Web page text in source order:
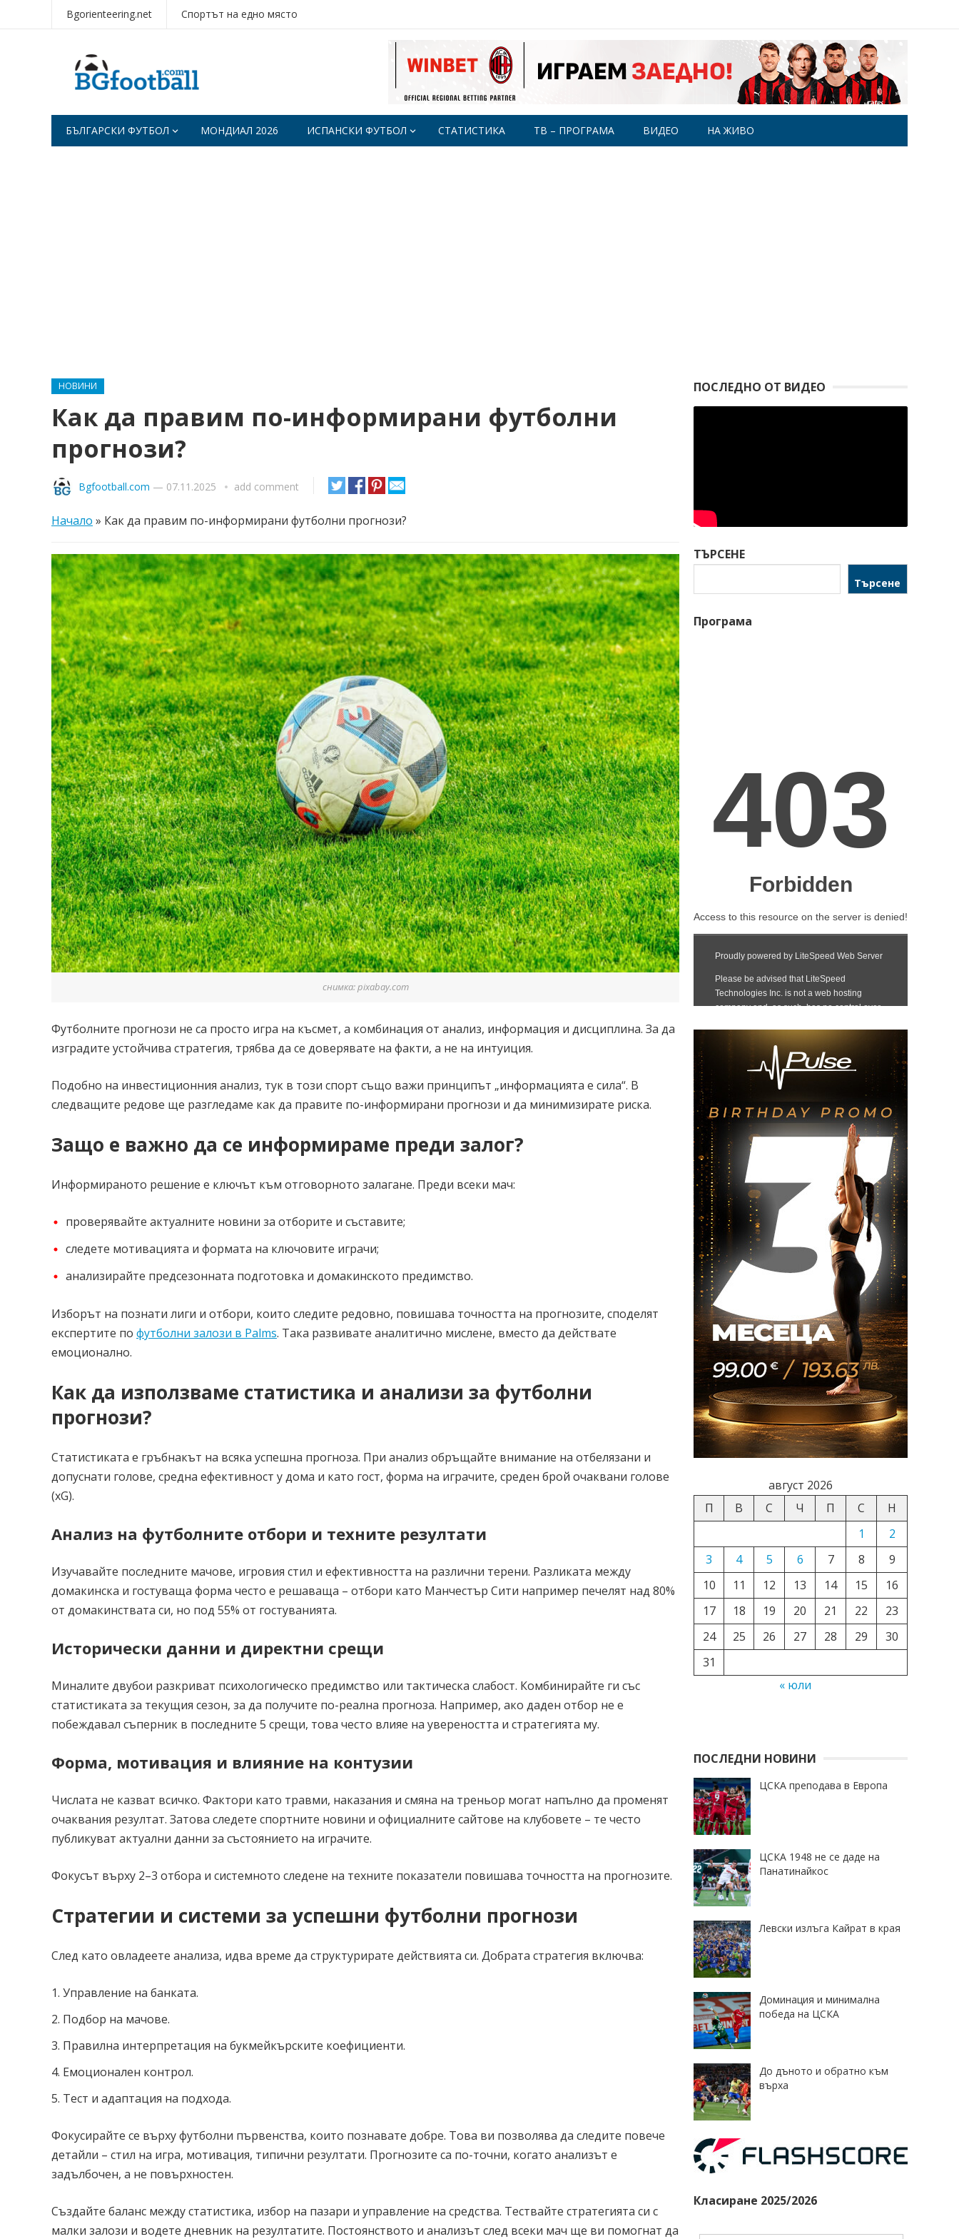
Bgorienteering.net Спортът на едно място
БЪЛГАРСКИ ФУТБОЛ МОНДИАЛ 2026 ИСПАНСКИ ФУТБОЛ СТАТИСТИКА ТВ – ПРОГРАМА ВИДЕО НА ЖИВО
НОВИНИ
Как да правим по-информирани футболни
прогнози?
Bgfootball.com — 07.11.2025 add comment
Начало » Как да правим по-информирани футболни прогнози?
снимка: pixabay.com
Футболните прогнози не са просто игра на късмет, а комбинация от анализ, информация и дисциплина. За да
изградите устойчива стратегия, трябва да се доверявате на факти, а не на интуиция.
Подобно на инвестиционния анализ, тук в този спорт също важи принципът „информацията е сила“. В
следващите редове ще разгледаме как да правите по-информирани прогнози и да минимизирате риска.
Защо е важно да се информираме преди залог?
Информираното решение е ключът към отговорното залагане. Преди всеки мач:
проверявайте актуалните новини за отборите и съставите;
следете мотивацията и формата на ключовите играчи;
анализирайте предсезонната подготовка и домакинското предимство.
Изборът на познати лиги и отбори, които следите редовно, повишава точността на прогнозите, споделят
експертите по футболни залози в Palms. Така развивате аналитично мислене, вместо да действате
емоционално.
Как да използваме статистика и анализи за футболни
прогнози?
Статистиката е гръбнакът на всяка успешна прогноза. При анализ обръщайте внимание на отбелязани и
допуснати голове, средна ефективност у дома и като гост, форма на играчите, среден брой очаквани голове
(xG).
Анализ на футболните отбори и техните резултати
Изучавайте последните мачове, игровия стил и ефективността на различни терени. Разликата между
домакинска и гостуваща форма често е решаваща – отбори като Манчестър Сити например печелят над 80%
от домакинствата си, но под 55% от гостуванията.
Исторически данни и директни срещи
Миналите двубои разкриват психологическо предимство или тактическа слабост. Комбинирайте ги със
статистиката за текущия сезон, за да получите по-реална прогноза. Например, ако даден отбор не е
побеждавал съперник в последните 5 срещи, това често влияе на увереността и стратегията му.
Форма, мотивация и влияние на контузии
Числата не казват всичко. Фактори като травми, наказания и смяна на треньор могат напълно да променят
очаквания резултат. Затова следете спортните новини и официалните сайтове на клубовете – те често
публикуват актуални данни за състоянието на играчите.
Фокусът върху 2–3 отбора и системното следене на техните показатели повишава точността на прогнозите.
Стратегии и системи за успешни футболни прогнози
След като овладеете анализа, идва време да структурирате действията си. Добрата стратегия включва:
Управление на банката.
Подбор на мачове.
Правилна интерпретация на букмейкърските коефициенти.
Емоционален контрол.
Тест и адаптация на подхода.
Фокусирайте се върху футболни първенства, които познавате добре. Това ви позволява да следите повече
детайли – стил на игра, мотивация, типични резултати. Прогнозите са по-точни, когато анализът е
задълбочен, а не повърхностен.
Създайте баланс между статистика, избор на пазари и управление на средства. Тествайте стратегията си с
малки залози и водете дневник на резултатите. Постоянството и анализът след всеки мач ще ви помогнат да
ПОСЛЕДНО ОТ ВИДЕО
ТЪРСЕНЕ
Търсене
Програма
август 2026
П
В С Ч П С
Н
1
2
3
4 5 6 7 8
9
10
11 12 13 14 15
16
17
18 19 20 21 22
23
24
25 26 27 28 29
30
31
« юли
ПОСЛЕДНИ НОВИНИ
ЦСКА преподава в Европа
ЦСКА 1948 не се даде на
Панатинайкос
Левски излъга Кайрат в края
Доминация и минимална
победа на ЦСКА
До дъното и обратно към
върха
Класиране 2025/2026